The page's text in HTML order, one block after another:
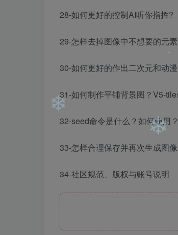
28-如何更好的控制AI听你指挥?
29-怎样去掉图像中不想要的元
30-如何更好的作出二次元和动
31-如何制作平铺背景图？V5-
32-seed命令是什么？如何使用？
33-怎样合理保存并再次生成图
34-社区规范、版权与账号说明
❄
❄
❄
❄